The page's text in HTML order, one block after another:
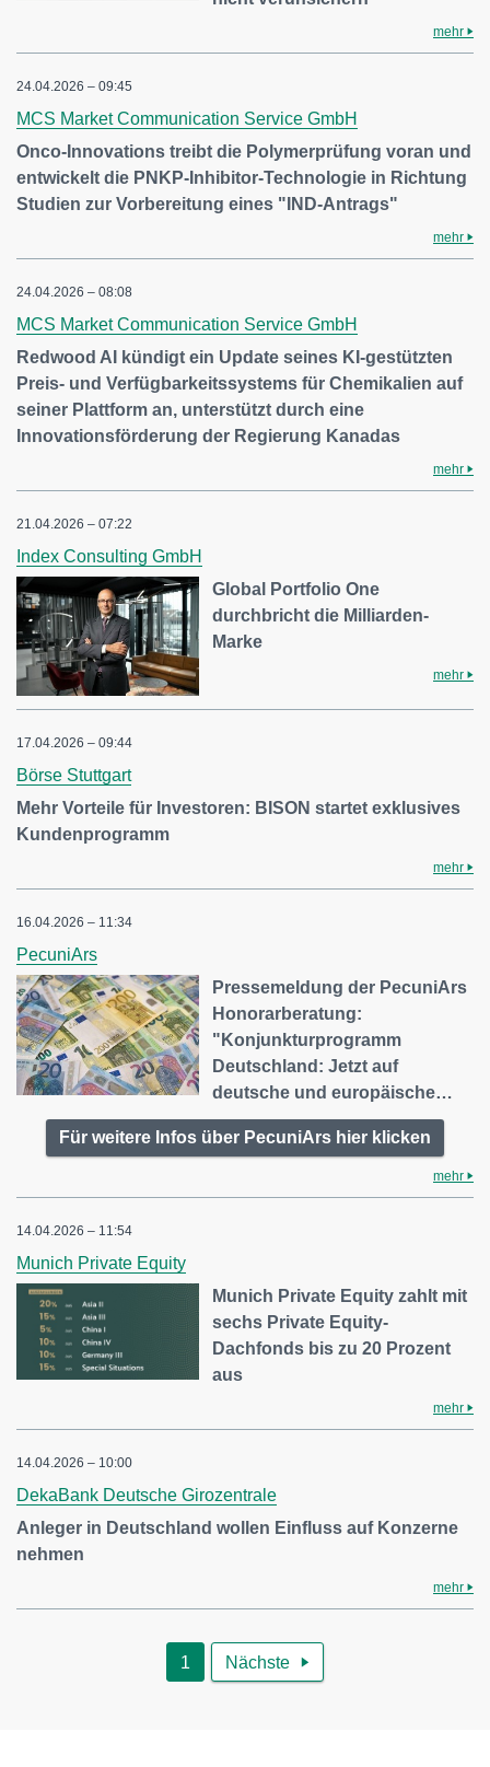
mehr
24.04.2026 – 09:45
MCS Market Communication Service GmbH
Onco-Innovations treibt die Polymerprüfung voran und
entwickelt die PNKP-Inhibitor-Technologie in Richtung
Studien zur Vorbereitung eines "IND-Antrags"
mehr
24.04.2026 – 08:08
MCS Market Communication Service GmbH
Redwood AI kündigt ein Update seines KI-gestützten
Preis- und Verfügbarkeitssystems für Chemikalien auf
seiner Plattform an, unterstützt durch eine
Innovationsförderung der Regierung Kanadas
mehr
21.04.2026 – 07:22
Index Consulting GmbH
Global Portfolio One
durchbricht die Milliarden-
Marke
mehr
17.04.2026 – 09:44
Börse Stuttgart
Mehr Vorteile für Investoren: BISON startet exklusives
Kundenprogramm
mehr
16.04.2026 – 11:34
PecuniArs
Pressemeldung der PecuniArs
Honorarberatung:
"Konjunkturprogramm
Deutschland: Jetzt auf
deutsche und europäische…
Für weitere Infos über PecuniArs hier klicken
mehr
14.04.2026 – 11:54
Munich Private Equity
Munich Private Equity zahlt mit
sechs Private Equity-
Dachfonds bis zu 20 Prozent
aus
mehr
14.04.2026 – 10:00
DekaBank Deutsche Girozentrale
Anleger in Deutschland wollen Einfluss auf Konzerne
nehmen
mehr
1 Nächste 